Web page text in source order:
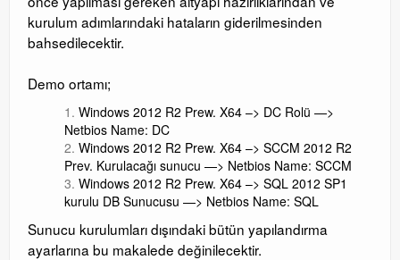
SCOM
PHP & MySQL
Exchange
kurulum adımlarındaki hataların giderilmesinden
bahsedilecektir.
Demo ortamı;
Windows 2012 R2 Prew. X64 –> DC Rolü —>
Netbios Name: DC
Windows 2012 R2 Prew. X64 –> SCCM 2012 R2
Prev. Kurulacağı sunucu —> Netbios Name: SCCM
Windows 2012 R2 Prew. X64 –> SQL 2012 SP1
kurulu DB Sunucusu —> Netbios Name: SQL
Sunucu kurulumları dışındaki bütün yapılandırma
ayarlarına bu makalede değinilecektir.